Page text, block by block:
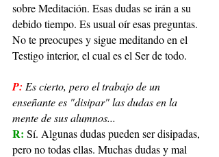
sobre Meditación. Esas dudas se irán a su
debido tiempo. Es usual oír esas preguntas.
No te preocupes y sigue meditando en el
Testigo interior, el cual es el Ser de todo.
P: Es cierto, pero el trabajo de un
enseñante es "disipar" las dudas en la
mente de sus alumnos...
R: Sí. Algunas dudas pueden ser disipadas,
pero no todas ellas. Muchas dudas y mal